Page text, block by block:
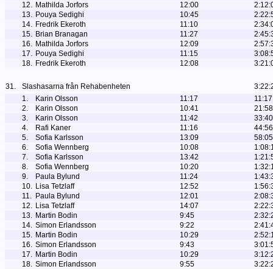
12. Mathilda Jorfors 12:00
13. Pouya Sedighi 10:45
14. Fredrik Ekeroth 11:10
15. Brian Branagan 11:27
16. Mathilda Jorfors 12:09
17. Pouya Sedighi 11:15
18. Fredrik Ekeroth 12:08
31. Slashasarna från Rehabenheten
1.
Karin Olsson 11:17
11:17
2.
Karin Olsson 10:41
21:58
3.
Karin Olsson 11:42
33:40
4.
Rafi Kaner 11:16
44:56
5.
Sofia Karlsson 13:09
58:05
6.
Sofia Wennberg 10:08
7.
Sofia Karlsson 13:42
8.
Sofia Wennberg 10:20
9.
Paula Bylund 11:24
10. Lisa Tetzlaff 12:52
11. Paula Bylund 12:01
12. Lisa Tetzlaff 14:07
13. Martin Bodin 9:45
14. Simon Erlandsson 9:22
15. Martin Bodin 10:29
16. Simon Erlandsson 9:43
17. Martin Bodin 10:29
18. Simon Erlandsson 9:55